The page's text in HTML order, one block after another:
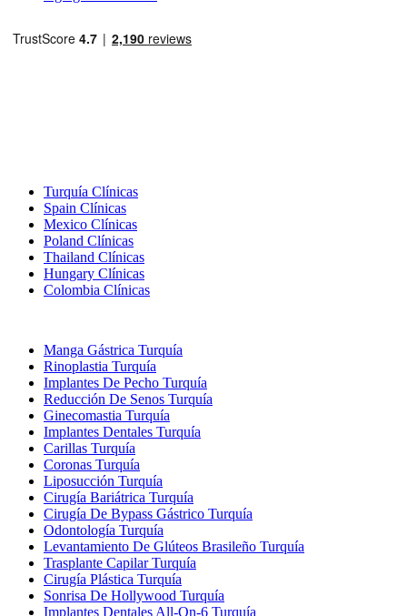
Turquía Clínicas
Spain Clínicas
Mexico Clínicas
Poland Clínicas
Thailand Clínicas
Hungary Clínicas
Colombia Clínicas
Manga Gástrica Turquía
Rinoplastia Turquía
Implantes De Pecho Turquía
Reducción De Senos Turquía
Ginecomastia Turquía
Implantes Dentales Turquía
Carillas Turquía
Coronas Turquía
Liposucción Turquía
Cirugía Bariátrica Turquía
Cirugía De Bypass Gástrico Turquía
Odontología Turquía
Levantamiento De Glúteos Brasileño Turquía
Trasplante Capilar Turquía
Cirugía Plástica Turquía
Sonrisa De Hollywood Turquía
Implantes Dentales All-On-6 Turquía